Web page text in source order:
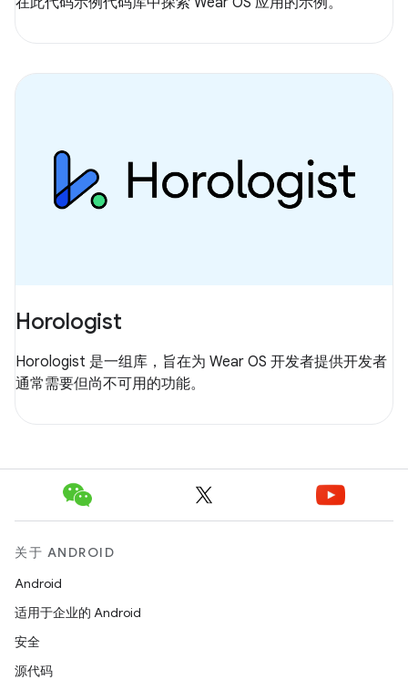
Horologist
Horologist 是一组库，旨在为 Wear OS 开发者提供开发者
通常需要但尚不可用的功能。
关于 ANDROID
Android
适用于企业的 Android
安全
源代码